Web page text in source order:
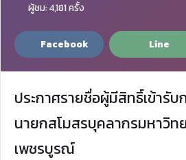
ผู้ชม: 4,181 ครั้ง
Facebook Line
ประกาศรายชื่อผู้มีสิทธิ์เข้ารับ
นายกสโมสรบุคลากรมหาวิท
เพชรบูรณ์